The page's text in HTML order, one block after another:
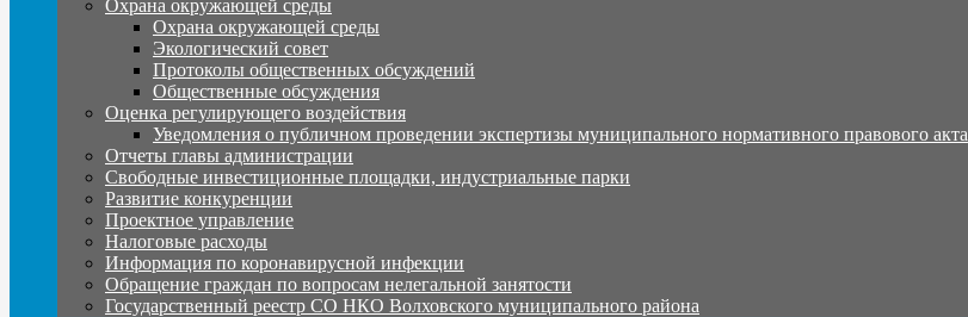
Охрана окружающей среды
Охрана окружающей среды
Экологический совет
Протоколы общественных обсуждений
Общественные обсуждения
Оценка регулирующего воздействия
Уведомления о публичном проведении экспертизы муниципального нормативного правового акта
Отчеты главы администрации
Свободные инвестиционные площадки, индустриальные парки
Развитие конкуренции
Проектное управление
Налоговые расходы
Информация по коронавирусной инфекции
Обращение граждан по вопросам нелегальной занятости
Государственный реестр СО НКО Волховского муниципального района